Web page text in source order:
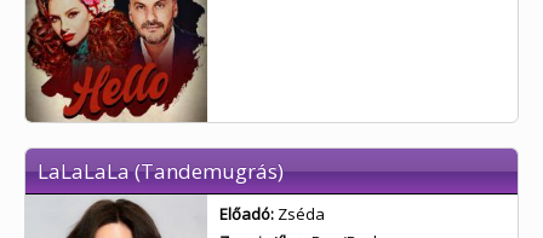
LaLaLaLa (Tandemugrás)
Előadó: Zséda